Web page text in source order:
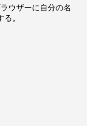
ウザーに自分の名
。